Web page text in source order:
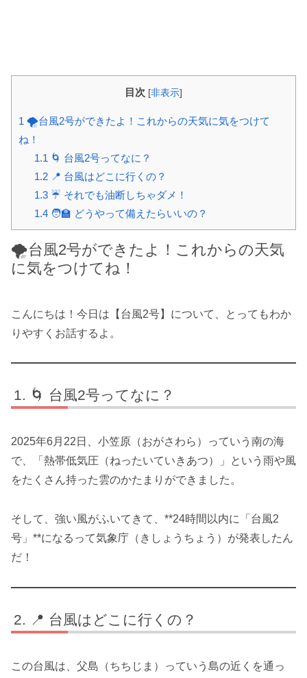
目次 [非表示]
1 🌪台風2号ができたよ！これからの天気に気をつけて
ね！
1.1 🌀 台風2号ってなに？
1.2📍 台風はどこに行くの？
1.3☔ それでも油断しちゃダメ！
1.4🧑‍🏫 どうやって備えたらいいの？
🌪台風2号ができたよ！これからの天気
に気をつけてね！
こんにちは！今日は【台風2号】について、とってもわか
りやすくお話するよ。
🌀 台風2号ってなに？
2025年6月22日、小笠原（おがさわら）っていう南の海
で、「熱帯低気圧（ねったいていきあつ）」という雨や風
をたくさん持った雲のかたまりができました。
そして、強い風がふいてきて、**24時間以内に「台風2
号」**になるって気象庁（きしょうちょう）が発表したん
だ！
📍 台風はどこに行くの？
この台風は、父島（ちちじま）っていう島の近くを通っ